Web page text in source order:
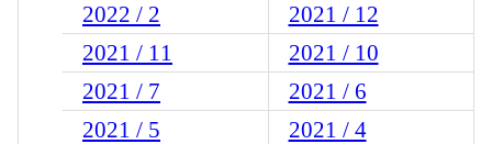
2022 / 2
2021 / 12
2021 / 11
2021 / 10
2021 / 7
2021 / 6
2021 / 5
2021 / 4